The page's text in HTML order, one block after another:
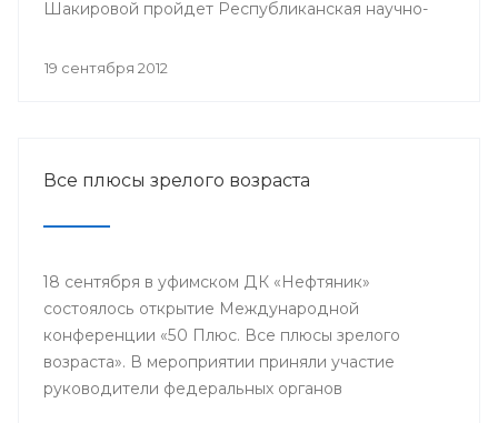
Шакировой пройдет Республиканская научно-
репродуктивного здоровья женщин и питание
19 сентября 2012
Все плюсы зрелого возраста
18 сентября в уфимском ДК «Нефтяник»
состоялось открытие Международной
конференции «50 Плюс. Все плюсы зрелого
возраста». В мероприятии приняли участие
руководители федеральных органов